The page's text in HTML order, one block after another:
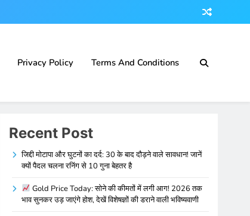
Privacy Policy Terms And Conditions
Recent Post
जिद्दी मोटापा और घुटनों का दर्द: 30 के बाद दौड़ने वाले सावधान! जानें
क्यों पैदल चलना रनिंग से 10 गुना बेहतर है
Gold Price Today: सोने की कीमतों में लगी आग! 2026 तक
भाव सुनकर उड़ जाएंगे होश, देखें विशेषज्ञों की डराने वाली भविष्यवाणी